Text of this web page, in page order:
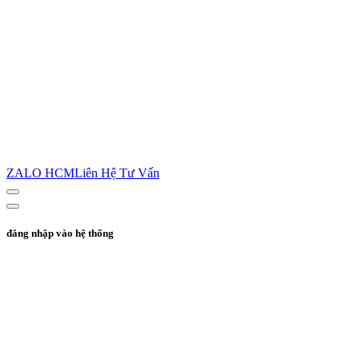
ZALO HCMLiên Hệ Tư Vấn
đăng nhập vào hệ thống